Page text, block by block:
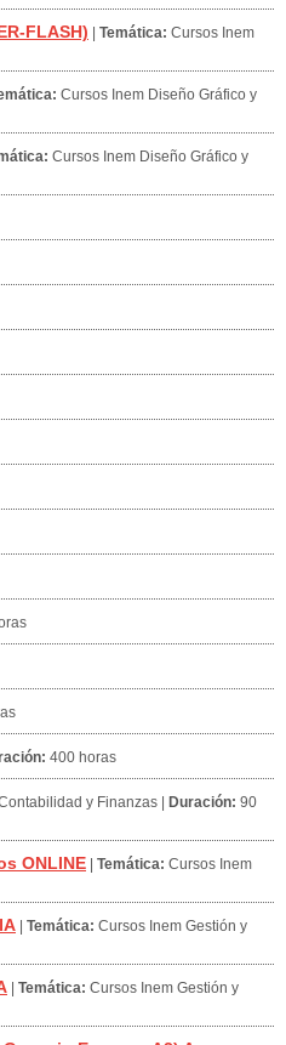
FLASH) Temática: Cursos Inem
Cursos Inem Diseño Gráfico y
Cursos Inem Diseño Gráfico y
400 horas
y Finanzas Duración: 90
ONLINE Temática: Cursos Inem
Temática: Cursos Inem Gestión y
Temática: Cursos Inem Gestión y